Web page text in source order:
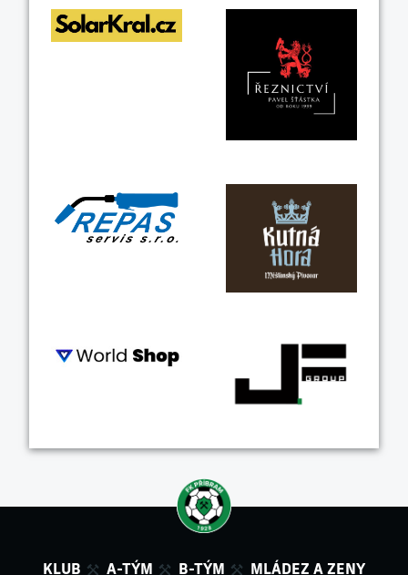
KLUB A-TÝM B-TÝM MLÁDEZ A ZENY